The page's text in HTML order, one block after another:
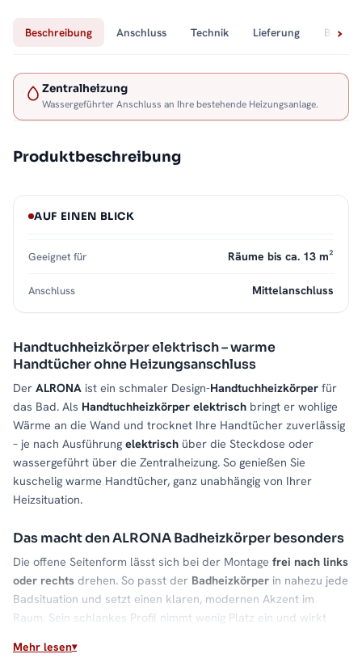
Beschreibung Anschluss Technik Lieferung
Zentralheizung
Wassergeführter Anschluss an Ihre bestehende Heizungsanlage.
Produktbeschreibung
Handtuchheizkörper elektrisch – warme
Handtücher ohne Heizungsanschluss
Der ALRONA ist ein schmaler Design-Handtuchheizkörper für
das Bad. Als Handtuchheizkörper elektrisch bringt er wohlige
Wärme an die Wand und trocknet Ihre Handtücher zuverlässig
– je nach Ausführung elektrisch über die Steckdose oder
wassergeführt über die Zentralheizung. So genießen Sie
kuschelig warme Handtücher, ganz unabhängig von Ihrer
Heizsituation.
Das macht den ALRONA Badheizkörper besonders
Die offene Seitenform lässt sich bei der Montage frei nach links
oder rechts drehen. So passt der Badheizkörper in nahezu jede
Badsituation und setzt einen klaren, modernen Akzent im
Raum. Sein schlankes Profil nimmt wenig Platz ein und wirkt
AUF EINEN BLICK
Geeignet für Räume bis ca. 13 m²
Anschluss Mittelanschluss
Mehr lesen